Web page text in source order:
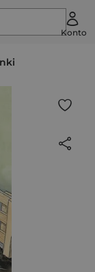
Konto